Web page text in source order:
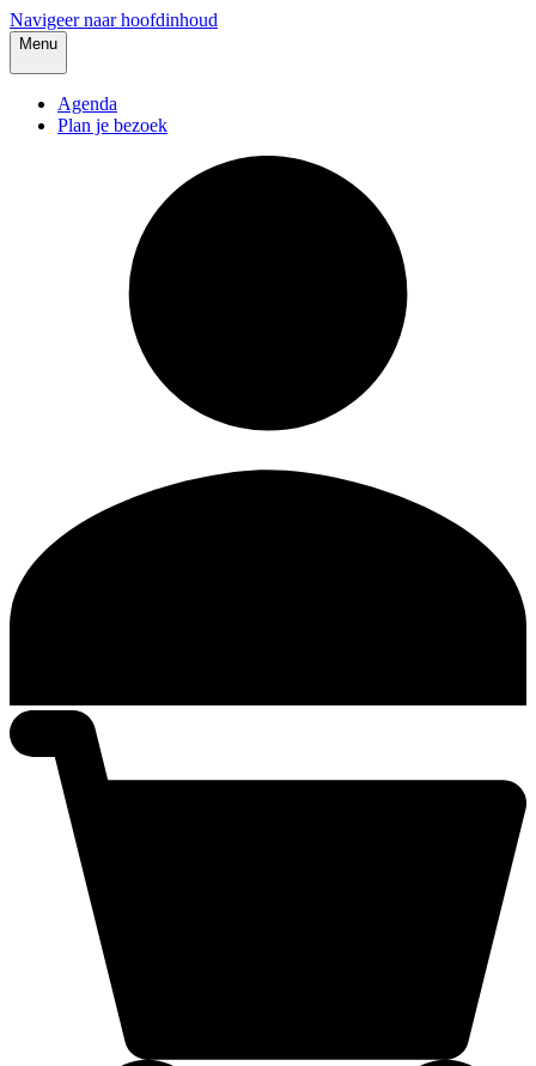
Navigeer naar hoofdinhoud
Menu
Agenda
Plan je bezoek